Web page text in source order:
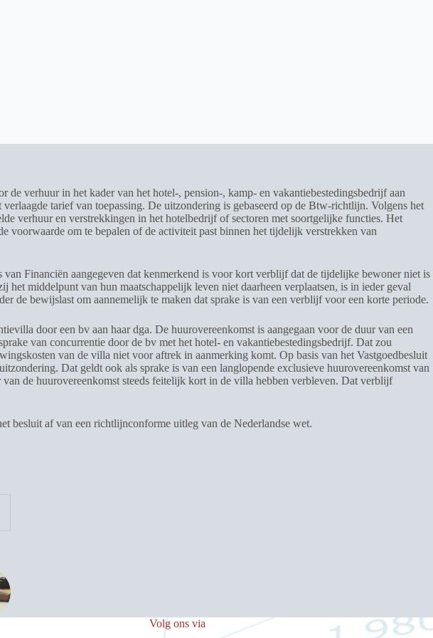
verhuur in het kader van het hotel-, pension-, kamp- en vakantiebestedingsbedrijf aan
tarief van toepassing. De uitzondering is gebaseerd op de Btw-richtlijn. Volgens het
verhuur en verstrekkingen in het hotelbedrijf of sectoren met soortgelijke functies. Het
voorwaarde om te bepalen of de activiteit past binnen het tijdelijk verstrekken van
Financiën aangegeven dat kenmerkend is voor kort verblijf dat de tijdelijke bewoner niet is
middelpunt van hun maatschappelijk leven niet daarheen verplaatsen, is in ieder geval
de bewijslast om aannemelijk te maken dat sprake is van een verblijf voor een korte periode.
door een bv aan haar dga. De huurovereenkomst is aangegaan voor de duur van een
van concurrentie door de bv met het hotel- en vakantiebestedingsbedrijf. Dat zou
van de villa niet voor aftrek in aanmerking komt. Op basis van het Vastgoedbesluit
Dat geldt ook als sprake is van een langlopende exclusieve huurovereenkomst van
de huurovereenkomst steeds feitelijk kort in de villa hebben verbleven. Dat verblijf
besluit af van een richtlijnconforme uitleg van de Nederlandse wet.
Volg ons via